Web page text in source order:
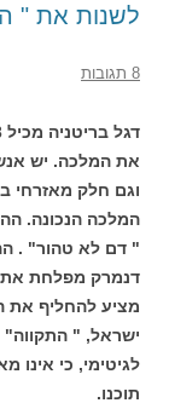
לשנות את "
8 תגובות
את המלכה. יש
וגם חלק מאזרחי
המלכה הנכונה.
" דם לא טהור" .
דנמרק מפלחת את
מציע להחליף את
ישראל, " התקווה"
לגיטימי, כי
תוכנו.